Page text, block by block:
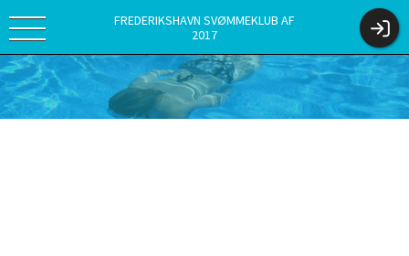
FREDERIKSHAVN SVØMMEKLUB AF
2017